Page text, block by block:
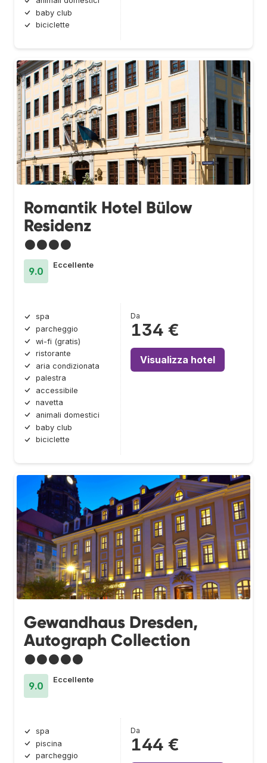
baby club
biciclette
Romantik Hotel Bülow
Residenz
●●●●
9.0
Eccellente
spa
parcheggio
wi-fi (gratis)
ristorante
aria condizionata
palestra
accessibile
navetta
animali domestici
baby club
biciclette
Da
134 €
Visualizza hotel
Gewandhaus Dresden,
Autograph Collection
●●●●●
9.0
Eccellente
spa
piscina
parcheggio
Da
144 €